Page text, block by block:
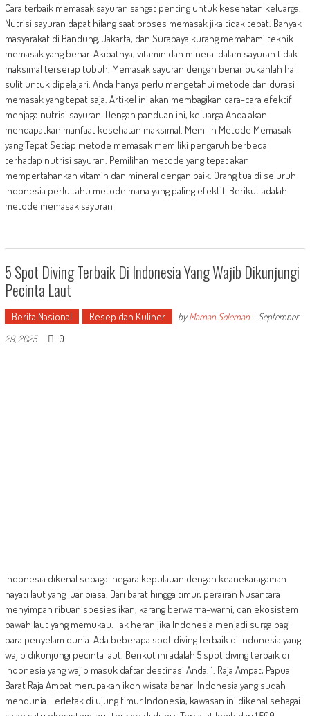
Cara terbaik memasak sayuran sangat penting untuk kesehatan keluarga.
Nutrisi sayuran dapat hilang saat proses memasak jika tidak tepat. Banyak
masyarakat di Bandung, Jakarta, dan Surabaya kurang memahami teknik
memasak yang benar. Akibatnya, vitamin dan mineral dalam sayuran tidak
maksimal terserap tubuh. Memasak sayuran dengan benar bukanlah hal
sulit untuk dipelajari. Anda hanya perlu mengetahui metode dan durasi
memasak yang tepat saja. Artikel ini akan membagikan cara-cara efektif
menjaga nutrisi sayuran. Dengan panduan ini, keluarga Anda akan
mendapatkan manfaat kesehatan maksimal. Memilih Metode Memasak
yang Tepat Setiap metode memasak memiliki pengaruh berbeda
terhadap nutrisi sayuran. Pemilihan metode yang tepat akan
mempertahankan vitamin dan mineral dengan baik. Orang tua di seluruh
Indonesia perlu tahu metode mana yang paling efektif. Berikut adalah
metode memasak sayuran
5 Spot Diving Terbaik Di Indonesia Yang Wajib Dikunjungi
Pecinta Laut
Berita Nasional Resep dan Kuliner byMaman Soleman- September
29, 2025
0
Indonesia dikenal sebagai negara kepulauan dengan keanekaragaman
hayati laut yang luar biasa. Dari barat hingga timur, perairan Nusantara
menyimpan ribuan spesies ikan, karang berwarna-warni, dan ekosistem
bawah laut yang memukau. Tak heran jika Indonesia menjadi surga bagi
para penyelam dunia. Ada beberapa spot diving terbaik di Indonesia yang
wajib dikunjungi pecinta laut. Berikut ini adalah 5 spot diving terbaik di
Indonesia yang wajib masuk daftar destinasi Anda. 1. Raja Ampat, Papua
Barat Raja Ampat merupakan ikon wisata bahari Indonesia yang sudah
mendunia. Terletak di ujung timur Indonesia, kawasan ini dikenal sebagai